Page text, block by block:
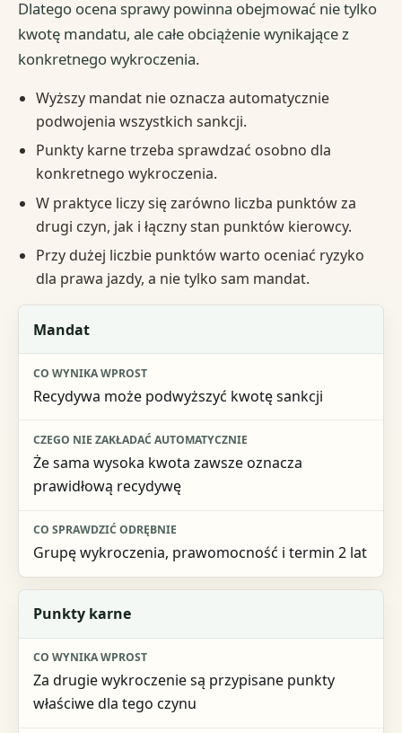
Dlatego ocena sprawy powinna obejmować nie tylko
kwotę mandatu, ale całe obciążenie wynikające z
konkretnego wykroczenia.
Wyższy mandat nie oznacza automatycznie
podwojenia wszystkich sankcji.
Punkty karne trzeba sprawdzać osobno dla
konkretnego wykroczenia.
W praktyce liczy się zarówno liczba punktów za
drugi czyn, jak i łączny stan punktów kierowcy.
Przy dużej liczbie punktów warto oceniać ryzyko
dla prawa jazdy, a nie tylko sam mandat.
Element sprawy
Co wynika wprost
Czego nie zakładać automatycznie
Co sprawdzić odrębnie
Mandat
Recydywa może podwyższyć kwotę sankcji
Że sama wysoka kwota zawsze oznacza
prawidłową recydywę
Grupę wykroczenia, prawomocność i termin 2 lat
Punkty karne
Za drugie wykroczenie są przypisane punkty
właściwe dla tego czynu